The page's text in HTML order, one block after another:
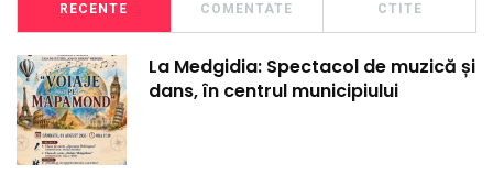
RECENTE COMENTATE CTITE
La Medgidia: Spectacol de muzică și
dans, în centrul municipiului